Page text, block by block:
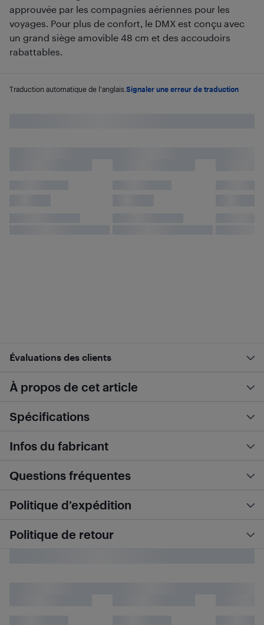
approuvée par les compagnies aériennes pour les
voyages. Pour plus de confort, le DMX est conçu avec
un grand siège amovible 48 cm et des accoudoirs
rabattables.
Traduction automatique de l'anglais. Signaler une erreur de traduction
Évaluations des clients
À propos de cet article
Spécifications
Infos du fabricant
Questions fréquentes
Politique d’expédition
Politique de retour